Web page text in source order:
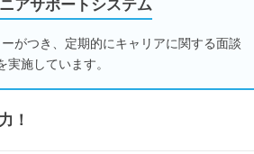
アサポートシステム
がつき、定期的にキャリアに関する面談
実施しています。
！